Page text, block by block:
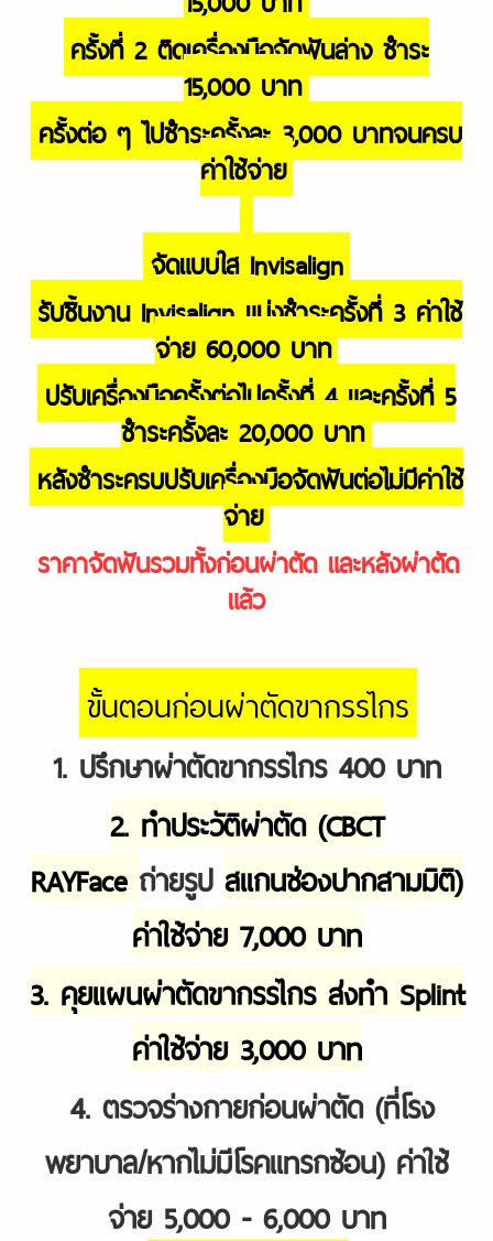
ครั้งที่ 2 ติดเครื่องมือจัดฟันล่าง ชำระ
15,000 บาท
ครั้งต่อ ๆ ไปชำระครั้งละ 3,000 บาทจนครบ
ค่าใช้จ่าย
จัดแบบใส Invisalign
รับชิ้นงาน Invisalign แบ่งชำระครั้งที่ 3 ค่าใช้
จ่าย 60,000 บาท
ปรับเครื่องมือครั้งต่อไปครั้งที่ 4 และครั้งที่ 5
ชำระครั้งละ 20,000 บาท
หลังชำระครบปรับเครื่องมือจัดฟันต่อไม่มีค่าใช้
จ่าย
ราคาจัดฟันรวมทั้งก่อนผ่าตัด และหลังผ่าตัด
แล้ว
ขั้นตอนก่อนผ่าตัดขากรรไกร
1. ปรึกษาผ่าตัดขากรรไกร 400 บาท
2. ทำประวัติผ่าตัด (CBCT
RAYFace ถ่ายรูป สแกนช่องปากสามมิติ)
ค่าใช้จ่าย 7,000 บาท
3. คุยแผนผ่าตัดขากรรไกร ส่งทำ Splint
ค่าใช้จ่าย 3,000 บาท
4. ตรวจร่างกายก่อนผ่าตัด (ที่โรง
พยาบาล/หากไม่มีโรคแทรกซ้อน) ค่าใช้
จ่าย 5,000 - 6,000 บาท